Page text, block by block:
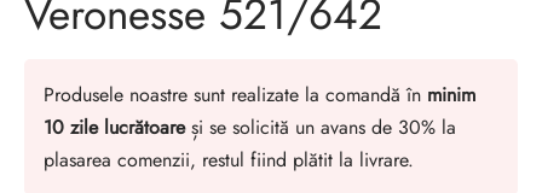
Veronesse 521/642
Produsele noastre sunt realizate la comandă în minim
10 zile lucrătoareși se solicită un avans de 30% la
plasarea comenzii, restul fiind plătit la livrare.